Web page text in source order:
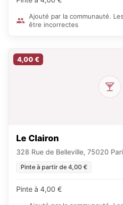
Ajouté par la communauté.
être incorrectes
4,00 €
Le Clairon
328 Rue de Belleville, 75020
Pinte à partir de 4,00 €
Pinte à 4,00 €